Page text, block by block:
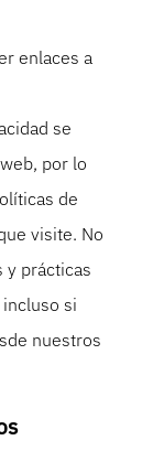
enlaces a
se
por lo
de
visite. No
y prácticas
si
nuestros